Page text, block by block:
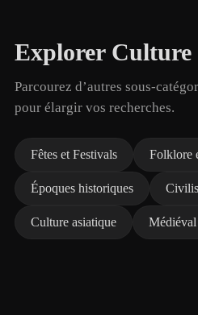
Explorer Culture
Parcourez d’autres sous-
pour élargir vos recherches.
Fêtes et Festivals Folklore
Époques historiques
Culture asiatique